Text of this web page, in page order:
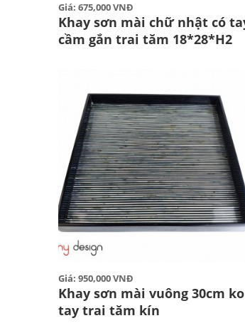
Giá: 675,000 VNĐ
Khay sơn mài chữ nhật có
cầm gắn trai tăm 18*28*H2
Giá: 950,000 VNĐ
Khay sơn mài vuông 30cm ko
tay trai tăm kín